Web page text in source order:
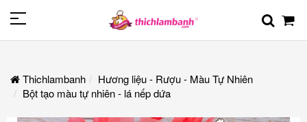
Thichlambanh
Hương liệu - Rượu - Màu Tự Nhiên
Bột tạo màu tự nhiên - lá nếp dứa